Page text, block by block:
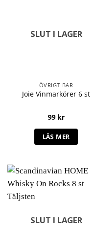
SLUT I LAGER
ÖVRIGT BAR
Joie Vinmarkörer 6 st
99 kr
LÄS MER
SLUT I LAGER